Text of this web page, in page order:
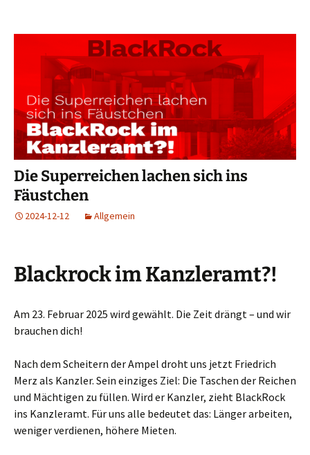
Die Superreichen lachen sich ins
Fäustchen
2024-12-12 Allgemein
Blackrock im Kanzleramt?!
Am 23. Februar 2025 wird gewählt. Die Zeit drängt – und wir
brauchen dich!
Nach dem Scheitern der Ampel droht uns jetzt Friedrich
Merz als Kanzler. Sein einziges Ziel: Die Taschen der Reichen
und Mächtigen zu füllen. Wird er Kanzler, zieht BlackRock
ins Kanzleramt. Für uns alle bedeutet das: Länger arbeiten,
weniger verdienen, höhere Mieten.